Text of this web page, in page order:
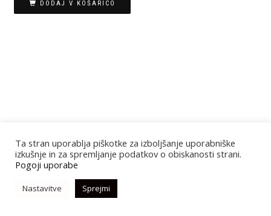
DODAJ V KOŠARICO
Ta stran uporablja piškotke za izboljšanje uporabniške
izkušnje in za spremljanje podatkov o obiskanosti strani.
Pogoji uporabe
Nastavitve Sprejmi